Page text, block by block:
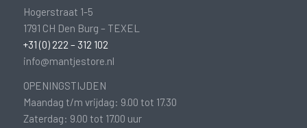
Hogerstraat 1-5
1791 CH Den Burg – TEXEL
+31 (0) 222 – 312 102
info@mantjestore.nl
OPENINGSTIJDEN
Maandag t/m vrijdag: 9.00 tot 17.30
Zaterdag: 9.00 tot 17.00 uur